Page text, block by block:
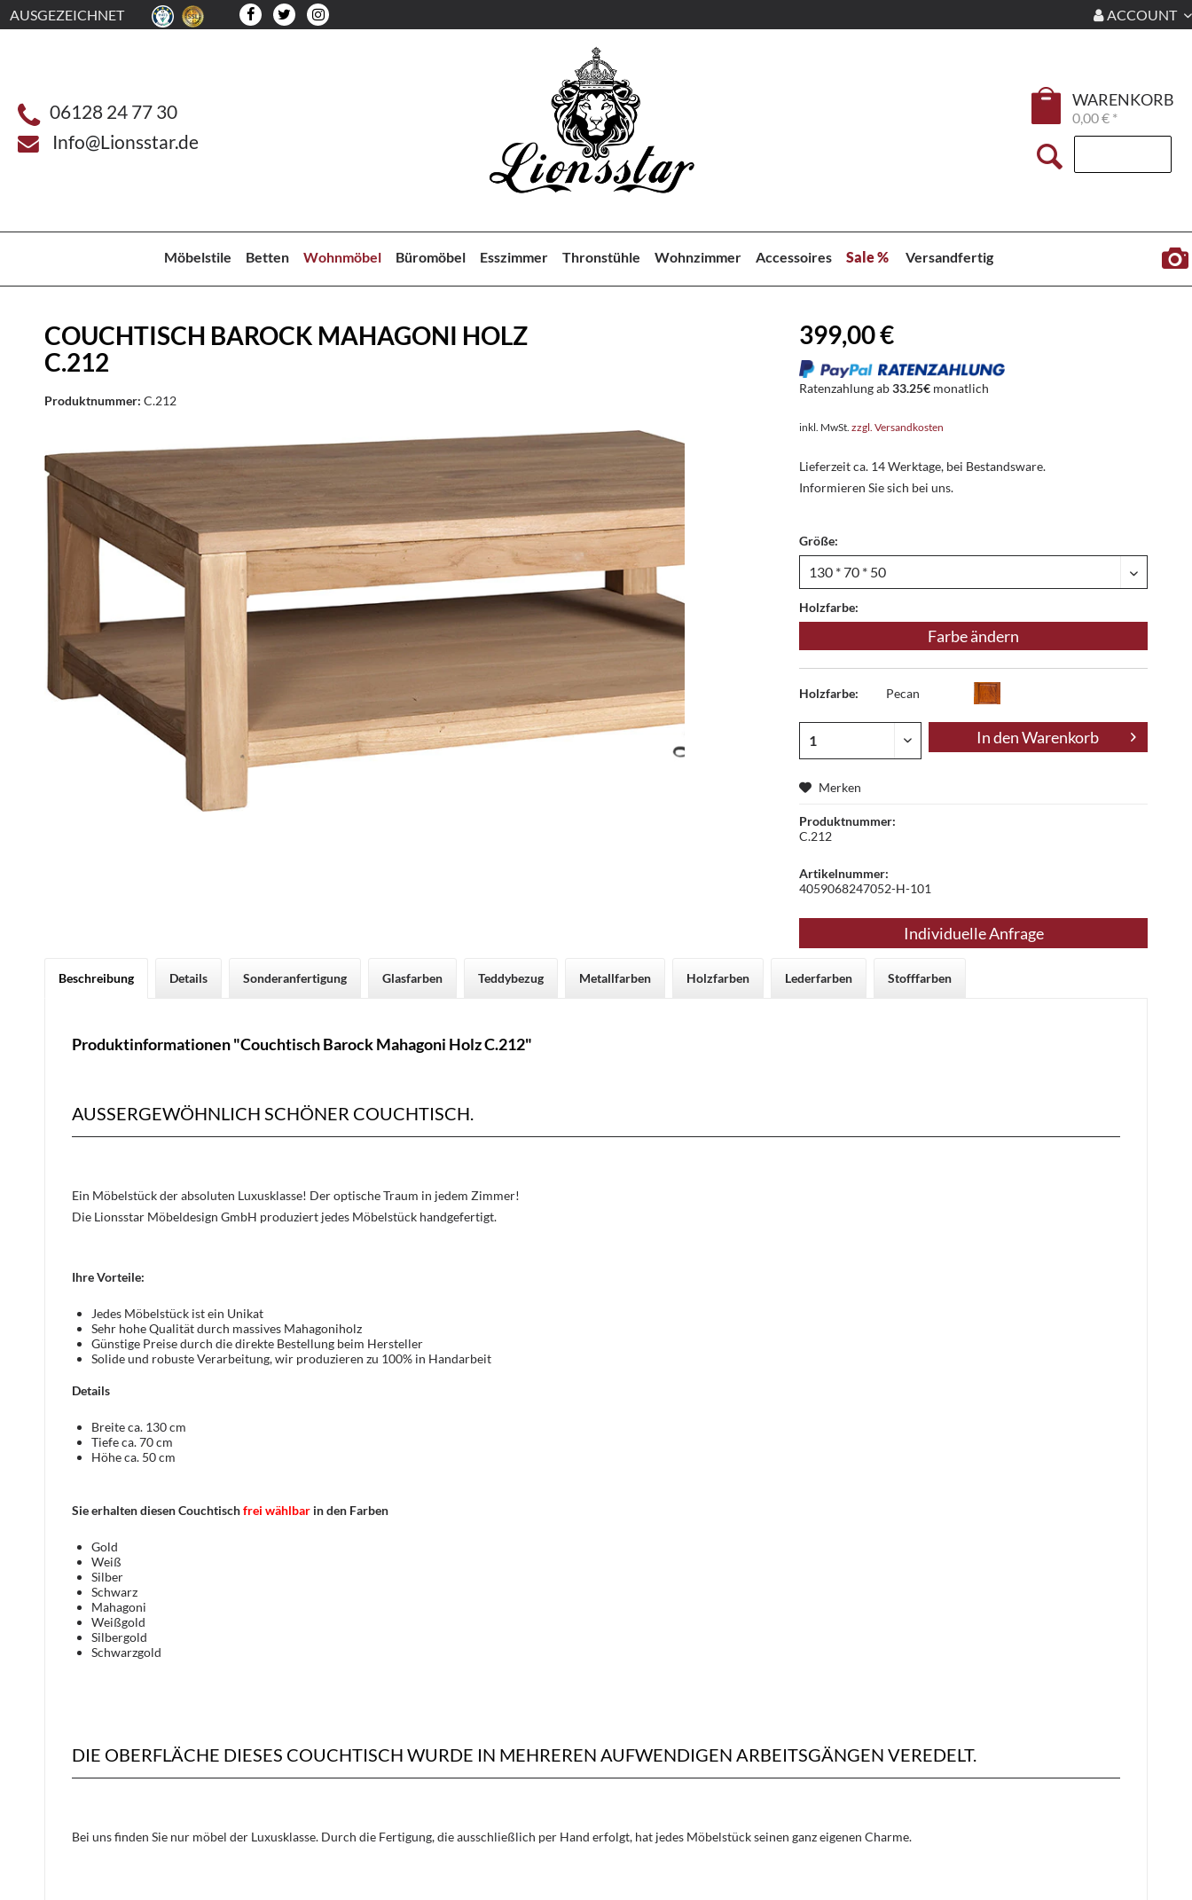
AUSGEZEICHNET ACCOUNT
06128 24 77 30
Info@Lionsstar.de
WARENKORB
0,00 € *
Möbelstile Betten Wohnmöbel Büromöbel Esszimmer Thronstühle Wohnzimmer Accessoires Sale % Versandfertig
COUCHTISCH BAROCK MAHAGONI HOLZ
C.212
Produktnummer: C.212
399,00 €
Ratenzahlung ab33.25€ monatlich
inkl. MwSt.zzgl. Versandkosten
Lieferzeit ca. 14 Werktage, bei Bestandsware.
Informieren Sie sich bei uns.
Größe:
Holzfarbe:
Farbe ändern
Holzfarbe: Pecan
In denWarenkorb
Merken
Produktnummer:
C.212
Artikelnummer:
4059068247052-H-101
Individuelle Anfrage
Beschreibung Details Sonderanfertigung Glasfarben Teddybezug Metallfarben Holzfarben Lederfarben Stofffarben
Produktinformationen "Couchtisch Barock Mahagoni Holz C.212"
AUSSERGEWÖHNLICH SCHÖNER COUCHTISCH.
Ein Möbelstück der absoluten Luxusklasse! Der optische Traum in jedem Zimmer!
Die Lionsstar Möbeldesign GmbH produziert jedes Möbelstück handgefertigt.
Ihre Vorteile:
Jedes Möbelstück ist ein Unikat
Sehr hohe Qualität durch massives Mahagoniholz
Günstige Preise durch die direkte Bestellung beim Hersteller
Solide und robuste Verarbeitung, wir produzieren zu 100% in Handarbeit
Details
Breite ca. 130 cm
Tiefe ca. 70 cm
Höhe ca. 50 cm
Sie erhalten diesen Couchtischfrei wählbar in den Farben
Gold
Weiß
Silber
Schwarz
Mahagoni
Weißgold
Silbergold
Schwarzgold
DIE OBERFLÄCHE DIESES COUCHTISCH WURDE IN MEHREREN AUFWENDIGEN ARBEITSGÄNGEN VEREDELT.
Bei uns finden Sie nur möbel der Luxusklasse. Durch die Fertigung, die ausschließlich per Hand erfolgt, hat jedes Möbelstück seinen ganz eigenen Charme.